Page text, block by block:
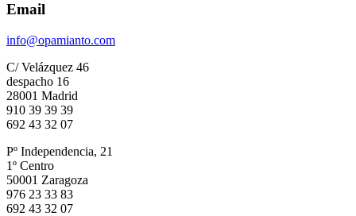
Email
info@opamianto.com
C/ Velázquez 46
despacho 16
28001 Madrid
910 39 39 39
692 43 32 07
Pº Independencia, 21
1º Centro
50001 Zaragoza
976 23 33 83
692 43 32 07